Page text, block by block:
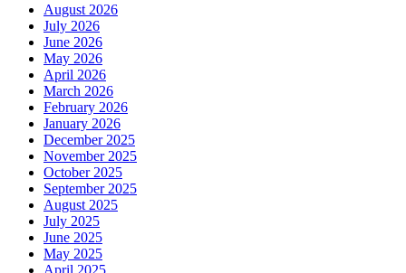
August 2026
July 2026
June 2026
May 2026
April 2026
March 2026
February 2026
January 2026
December 2025
November 2025
October 2025
September 2025
August 2025
July 2025
June 2025
May 2025
April 2025